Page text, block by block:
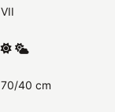
VII
70/40 cm